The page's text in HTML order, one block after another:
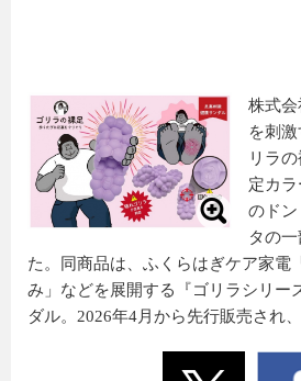
株式
を刺
リラ
定カ
のド
タの
た。同商品は、ふくらはぎケア家電
み」などを展開する『ゴリラシリー
ダル。2026年4月から先行販売され